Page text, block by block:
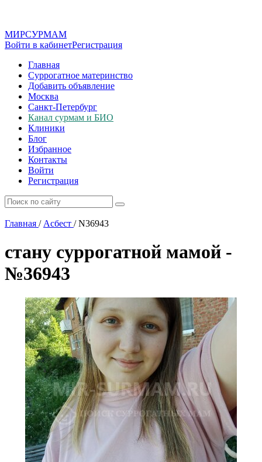
МИРСУРМАМ
Войти в кабинетРегистрация
Главная
Суррогатное материнство
Добавить объявление
Москва
Санкт-Петербург
Канал сурмам и БИО
Клиники
Блог
Избранное
Контакты
Войти
Регистрация
Главная / Асбест /N36943
стану суррогатной мамой -
№36943